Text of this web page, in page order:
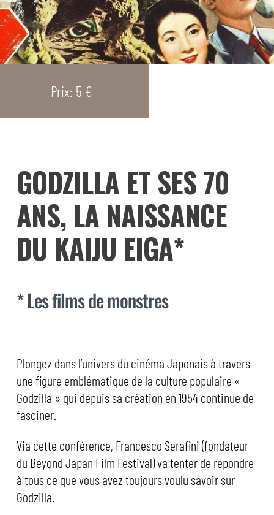
Prix: 5 €
GODZILLA ET SES 70
ANS, LA NAISSANCE
DU KAIJU EIGA*
* Les films de monstres
Plongez dans l’univers du cinéma Japonais à travers
une figure emblématique de la culture populaire «
Godzilla » qui depuis sa création en 1954 continue de
fasciner.
Via cette conférence, Francesco Serafini (fondateur
du Beyond Japan Film Festival) va tenter de répondre
à tous ce que vous avez toujours voulu savoir sur
Godzilla.